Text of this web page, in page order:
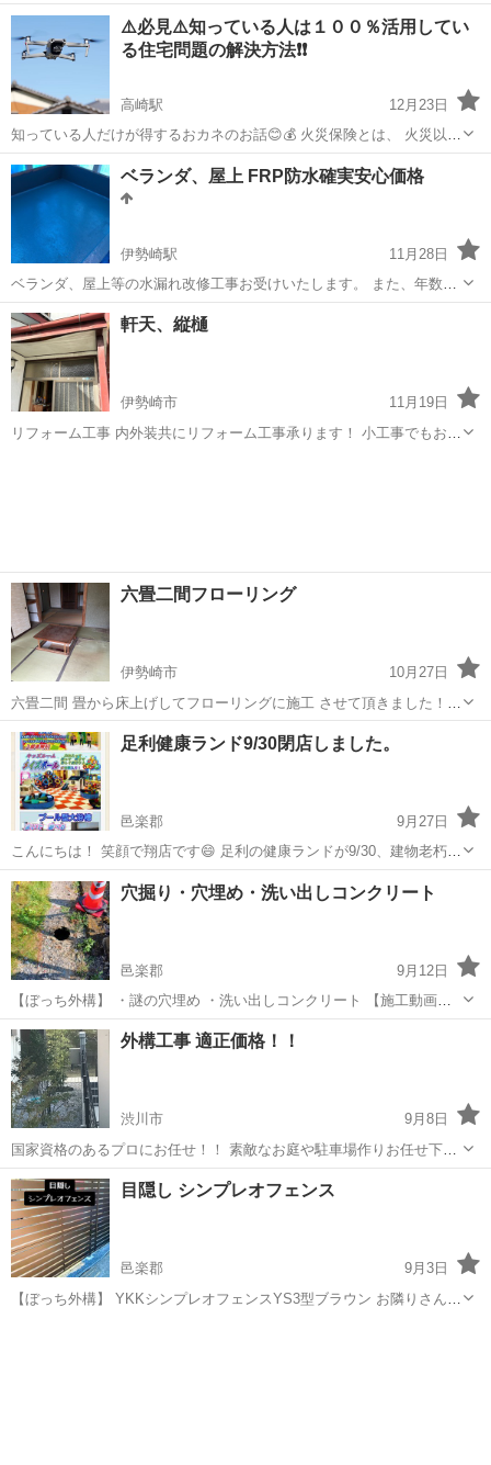
TikTokに投稿してます。 人工芝の施工は特殊な道具も使わないので、
時間とやる気があれば、誰でもキレイに敷けます😁 DIYで人工芝施工
予定の方の参考になると思い...
群馬 邑楽郡 その他
⚠️必見⚠️知っている人は１００％活用してい
る住宅問題の解決方法❗️❗️
高崎駅
12月23日
知っている人だけが得するおカネのお話😊💰 火災保険とは、 火災以外
にも 風災・雨災・落雷・雪災など、自然災害も補償対象であることを
ご存知でしょうか？ 知らなかった方はもちろん、知っていても見た
目...
群馬 高崎市 高崎駅 その他 無料
ベランダ、屋上 FRP防水確実安心価格
伊勢崎駅
11月28日
ベランダ、屋上等の水漏れ改修工事お受けいたします。 また、年数の
経過したFRP防水のトップコート改修もお受けいたしております。お
気軽にお問い合わせください。 業者様も歓迎いたします。
群馬 伊勢崎市 伊勢崎駅
軒天、縦樋
伊勢崎市
11月19日
リフォーム工事 内外装共にリフォーム工事承ります！ 小工事でもお家
六畳二間フローリング
伊勢崎市
10月27日
六畳二間 畳から床上げしてフローリングに施工 させて頂きました！
リフォーム関係のお悩みや気になる事があれば お気軽にお問い合わせ
くださいませ😌
群馬 伊勢崎市 その他
足利健康ランド9/30閉店しました。
邑楽郡
9月27日
こんにちは！ 笑顔で翔店です😄 足利の健康ランドが9/30、建物老朽化
のため、閉店になりました😭 長い間お疲れ様でした。 子供の頃、た
まに親に連れて行ってもらった健康ランド。 大人になっても、たまに
ゆっくり身体を休めるの...
群馬 邑楽郡 その他 クーポン
穴掘り・穴埋め・洗い出しコンクリート
邑楽郡
9月12日
【ぼっち外構】 ・謎の穴埋め ・洗い出しコンクリート 【施工動画】
https://vt.tiktok.com/ZSDLQGAQk/ 【公式LINE】
https://page.line.me/919zpjdc 【イン...
群馬 邑楽郡 その他 料金
外構工事 適正価格！！
渋川市
9月8日
国家資格のあるプロにお任せ！！ 素敵なお庭や駐車場作りお任せ下さ
い！！！ 防草シ―ト張り 砂利敷き ブロック積み 駐車場土間コンクリ
ート打設 物置き設置 お安くウッドフェンス設置 草...
群馬 渋川市 その他 砂利
目隠し シンプレオフェンス
邑楽郡
9月3日
【ぼっち外構】 YKKシンプレオフェンスYS3型ブラウン お隣りさんと